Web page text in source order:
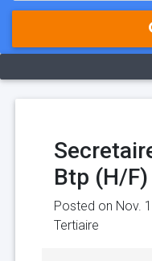
Btp (H/F)
Posted on Nov.
Tertiaire